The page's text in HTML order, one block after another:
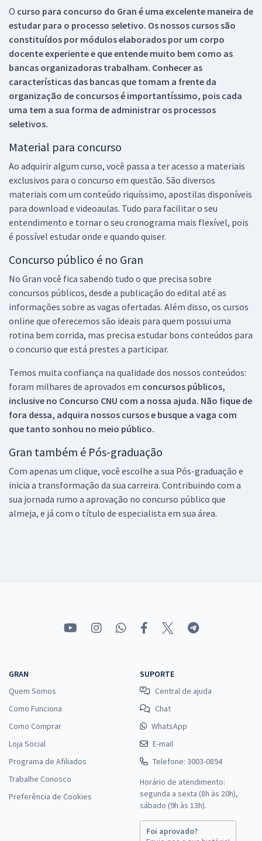
O curso para concurso do Gran é uma excelente maneira de
estudar para o processo seletivo. Os nossos cursos são
constituídos por módulos elaborados por um corpo
docente experiente e que entende muito bem como as
bancas organizadoras trabalham. Conhecer as
características das bancas que tomam a frente da
organização de concursos é importantíssimo, pois cada
uma tem a sua forma de administrar os processos
seletivos.
Material para concurso
Ao adquirir algum curso, você passa a ter acesso a materiais
exclusivos para o concurso em questão. São diversos
materiais com um conteúdo riquíssimo, apostilas disponíveis
para download e videoaulas. Tudo para facilitar o seu
entendimento e tornar o seu cronograma mais flexível, pois
é possível estudar onde e quando quiser.
Concurso público é no Gran
No Gran você fica sabendo tudo o que precisa sobre
concursos públicos, desde a publicação do edital até as
informações sobre as vagas ofertadas. Além disso, os cursos
online que oferecemos são ideais para quem possui uma
rotina bem corrida, mas precisa estudar bons conteúdos para
o concurso que está prestes a participar.
Temos muita confiança na qualidade dos nossos conteúdos:
foram milhares de aprovados em concursos públicos,
inclusive no Concurso CNU com a nossa ajuda. Não fique de
fora dessa, adquira nossos cursos e busque a vaga com
que tanto sonhou no meio público.
Gran também é Pós-graduação
Com apenas um clique, você escolhe a sua Pós-graduação e
inicia a transformação da sua carreira. Contribuindo com a
sua jornada rumo a aprovação no concurso público que
almeja, e já com o título de especialista em sua área.
GRAN
Quem Somos
Como Funciona
Como Comprar
Loja Social
Programa de Afiliados
Trabalhe Conosco
Preferência de Cookies
SUPORTE
Central de ajuda
Chat
WhatsApp
E-mail
Telefone: 3003-0894
Horário de atendimento:
segunda a sexta (8h às 20h),
sábado (9h às 13h).
Foi aprovado?